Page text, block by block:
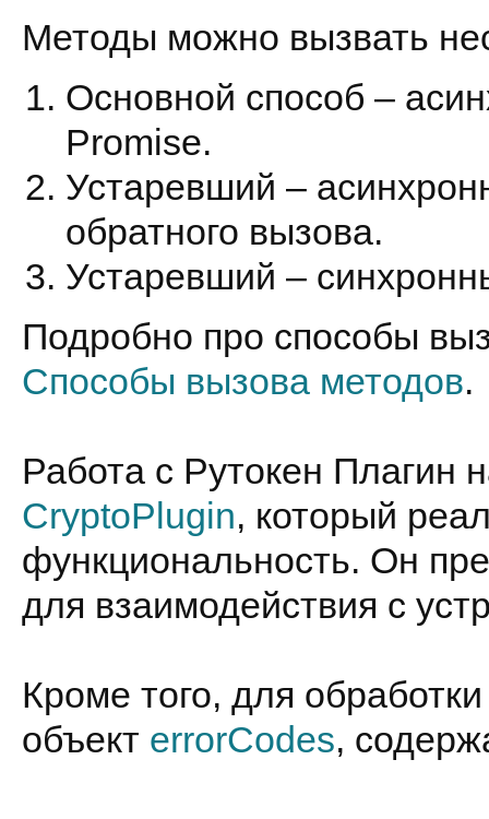
Методы можно вызвать
Основной способ –
Promise.
Устаревший –
обратного вызова.
Устаревший –
Подробно про способы
Способы вызова методов.
Работа с Рутокен Плагин
CryptoPlugin, который
функциональность. Он
для взаимодействия с
Кроме того, для
объект errorCodes,